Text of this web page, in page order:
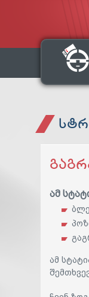
ამ
ამ